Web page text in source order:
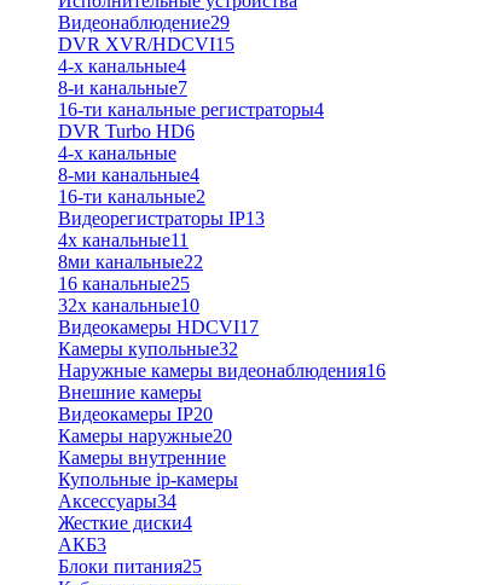
Видеонаблюдение29
DVR XVR/HDCVI15
4-x канальные4
8-и канальные7
16-ти канальные регистраторы4
DVR Turbo HD6
4-х канальные
8-ми канальные4
16-ти канальные2
Видеорегистраторы IP13
4х канальные11
8ми канальные22
16 канальные25
32x канальные10
Видеокамеры HDCVI17
Камеры купольные32
Наружные камеры видеонаблюдения16
Внешние камеры
Видеокамеры IP20
Камеры наружные20
Камеры внутренние
Купольные ip-камеры
Аксессуары34
Жесткие диски4
АКБ3
Блоки питания25